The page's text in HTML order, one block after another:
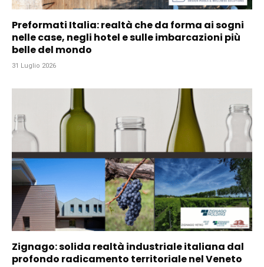
Preformati Italia: realtà che da forma ai sogni
nelle case, negli hotel e sulle imbarcazioni più
belle del mondo
31 Luglio 2026
Zignago: solida realtà industriale italiana dal
profondo radicamento territoriale nel Veneto